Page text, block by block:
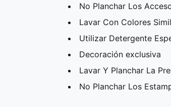
No Planchar Los
Lavar Con Colores
Utilizar Detergente
Decoración exclusiva
Lavar Y Planchar La
No Planchar Los